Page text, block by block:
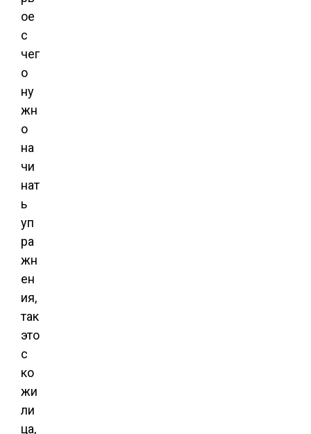
ое
с
чег
о
ну
жн
о
на
чи
нат
ь
уп
ра
жн
ен
ия,
так
это
с
ко
жи
ли
ца,